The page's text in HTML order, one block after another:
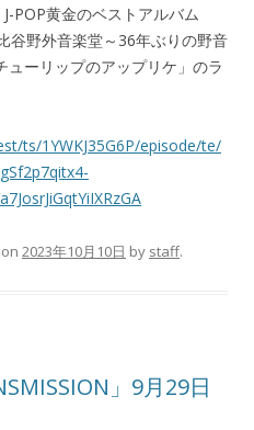
POP黄金のベストアルバム
谷野外音楽堂～36年ぶりの野音
ーリップのアップリケ」のラ
ts/1YWKJ35G6P/episode/te/
on 2023年10月10日 by staff.
」9月29日